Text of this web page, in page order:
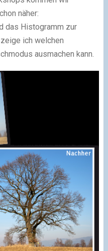
näher:
das Histogramm zur
ich welchen
ausmachen kann.